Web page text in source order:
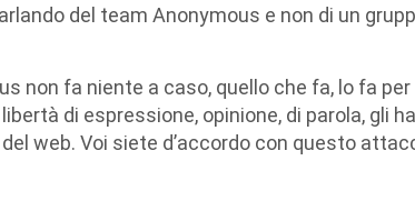
del team Anonymous e non di un
non fa niente a caso, quello che fa, lo fa per
di espressione, opinione, di parola, gli
web. Voi siete d’accordo con questo